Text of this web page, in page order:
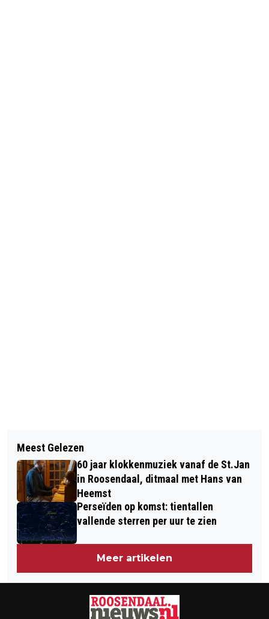
FAMILIEVOORSTELLING 'EEN EI MET
EEN STAARTJE'
ZORGFONDS KRIJGT STEUN IN
KORTENDIJK
Meest Gelezen
60 jaar klokkenmuziek vanaf de St.Jan
in Roosendaal, ditmaal met Hans van
Heemst
Perseïden op komst: tientallen
vallende sterren per uur te zien
Meer artikelen